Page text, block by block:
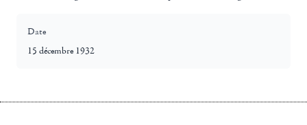
Date
15 décembre 1932